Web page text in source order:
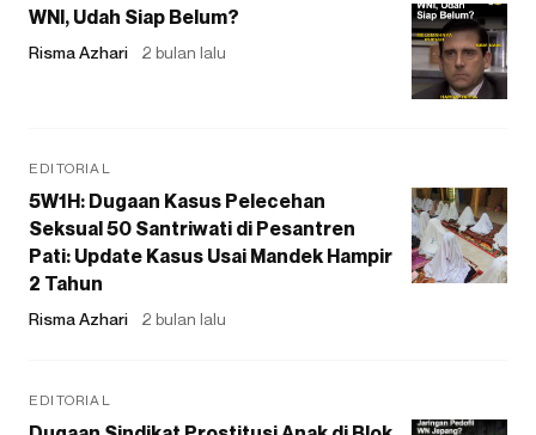
WNI, Udah Siap Belum?
Risma Azhari 2 bulan lalu
EDITORIAL
5W1H: Dugaan Kasus Pelecehan
Seksual 50 Santriwati di Pesantren
Pati: Update Kasus Usai Mandek Hampir
2 Tahun
Risma Azhari 2 bulan lalu
EDITORIAL